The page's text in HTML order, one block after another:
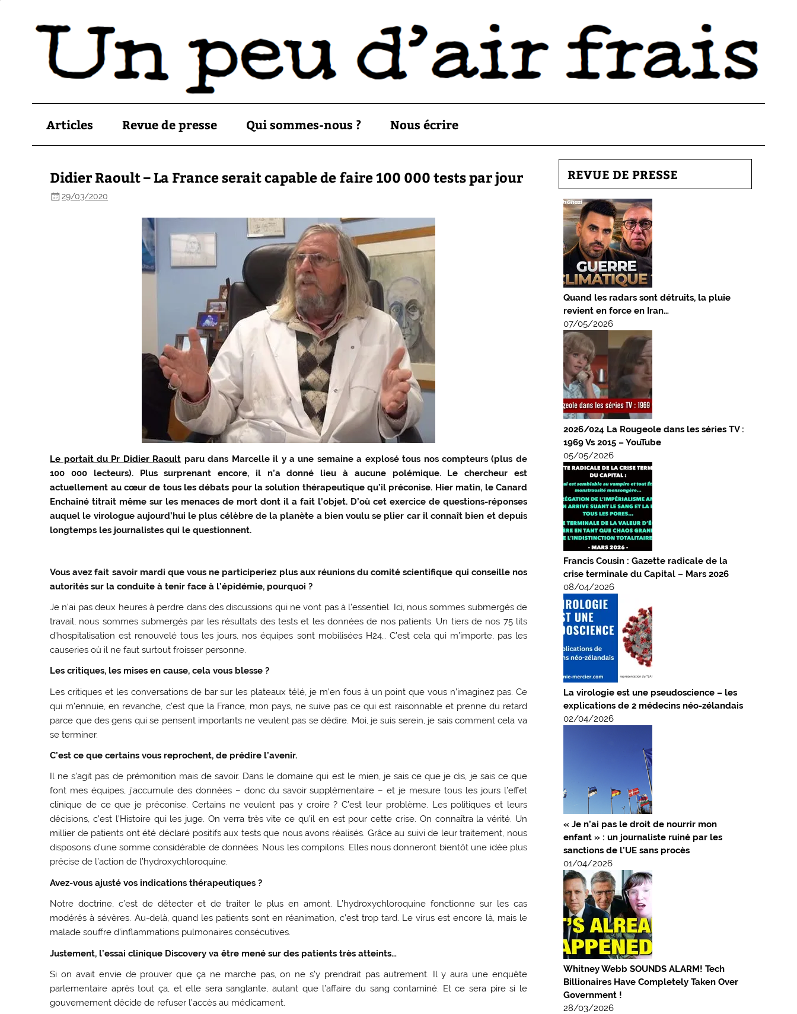
Articles Revue de presse Qui sommes-nous ? Nous écrire
Didier Raoult – La France serait capable de faire 100 000 tests par jour
29/03/2020
Le portait du Pr Didier Raoult paru dans Marcelle il y a une semaine a explosé tous nos compteurs (plus de
100 000 lecteurs). Plus surprenant encore, il n’a donné lieu à aucune polémique. Le chercheur est
actuellement au cœur de tous les débats pour la solution thérapeutique qu’il préconise. Hier matin, le Canard
Enchaîné titrait même sur les menaces de mort dont il a fait l’objet. D’où cet exercice de questions-réponses
auquel le virologue aujourd’hui le plus célèbre de la planète a bien voulu se plier car il connaît bien et depuis
longtemps les journalistes qui le questionnent.
Vous avez fait savoir mardi que vous ne participeriez plus aux réunions du comité scientifique qui conseille nos
autorités sur la conduite à tenir face à l’épidémie, pourquoi ?
Je n’ai pas deux heures à perdre dans des discussions qui ne vont pas à l’essentiel. Ici, nous sommes submergés de
travail, nous sommes submergés par les résultats des tests et les données de nos patients. Un tiers de nos 75 lits
d’hospitalisation est renouvelé tous les jours, nos équipes sont mobilisées H24… C’est cela qui m’importe, pas les
causeries où il ne faut surtout froisser personne.
Les critiques, les mises en cause, cela vous blesse ?
Les critiques et les conversations de bar sur les plateaux télé, je m’en fous à un point que vous n’imaginez pas. Ce
qui m’ennuie, en revanche, c’est que la France, mon pays, ne suive pas ce qui est raisonnable et prenne du retard
parce que des gens qui se pensent importants ne veulent pas se dédire. Moi, je suis serein, je sais comment cela va
se terminer.
C’est ce que certains vous reprochent, de prédire l’avenir.
Il ne s’agit pas de prémonition mais de savoir. Dans le domaine qui est le mien, je sais ce que je dis, je sais ce que
font mes équipes, j’accumule des données – donc du savoir supplémentaire – et je mesure tous les jours l’effet
clinique de ce que je préconise. Certains ne veulent pas y croire ? C’est leur problème. Les politiques et leurs
décisions, c’est l’Histoire qui les juge. On verra très vite ce qu’il en est pour cette crise. On connaîtra la vérité. Un
millier de patients ont été déclaré positifs aux tests que nous avons réalisés. Grâce au suivi de leur traitement, nous
disposons d’une somme considérable de données. Nous les compilons. Elles nous donneront bientôt une idée plus
précise de l’action de l’hydroxychloroquine.
Avez-vous ajusté vos indications thérapeutiques ?
Notre doctrine, c’est de détecter et de traiter le plus en amont. L’hydroxychloroquine fonctionne sur les cas
modérés à sévères. Au-delà, quand les patients sont en réanimation, c’est trop tard. Le virus est encore là, mais le
malade souffre d’inflammations pulmonaires consécutives.
Justement, l’essai clinique Discovery va être mené sur des patients très atteints…
Si on avait envie de prouver que ça ne marche pas, on ne s’y prendrait pas autrement. Il y aura une enquête
parlementaire après tout ça, et elle sera sanglante, autant que l’affaire du sang contaminé. Et ce sera pire si le
gouvernement décide de refuser l’accès au médicament.
REVUE DE PRESSE
Quand les radars sont détruits, la pluie
revient en force en Iran…
07/05/2026
2026/024 La Rougeole dans les séries TV :
1969 Vs 2015 – YouTube
05/05/2026
Francis Cousin : Gazette radicale de la
crise terminale du Capital – Mars 2026
08/04/2026
La virologie est une pseudoscience – les
explications de 2 médecins néo-zélandais
02/04/2026
« Je n’ai pas le droit de nourrir mon
enfant » : un journaliste ruiné par les
sanctions de l’UE sans procès
01/04/2026
Whitney Webb SOUNDS ALARM! Tech
Billionaires Have Completely Taken Over
Government !
28/03/2026